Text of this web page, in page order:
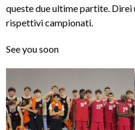
queste due ultime partite.
rispettivi campionati.
See you soon